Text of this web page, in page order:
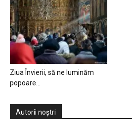
Ziua Învierii, să ne luminăm
popoare…
Autorii noștri